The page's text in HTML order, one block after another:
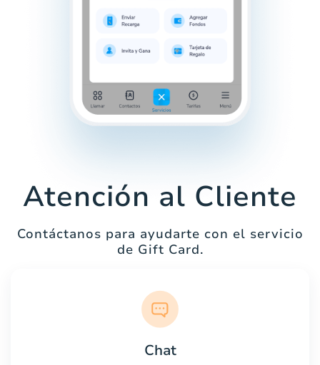
Atención al Cliente
Contáctanos para ayudarte con el servicio
de Gift Card.
Chat